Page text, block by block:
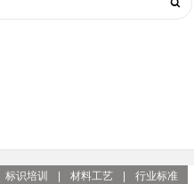
标识培训 材料工艺
行业标准